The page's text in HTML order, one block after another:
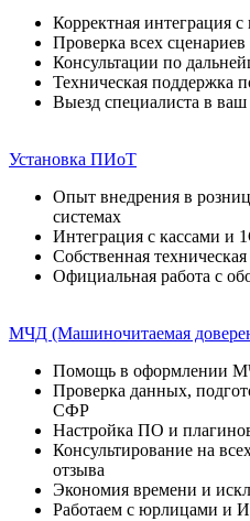
Корректная интеграция
Проверка всех
Консультации по
Техническая поддержка
Выезд специалиста в
Установка ПИоТ
Опыт внедрения в
системах
Интеграция с кассами и
Собственная
Официальная работа с
МЧД (Машиночитаемая
Помощь в оформлении
Проверка данных,
СФР
Настройка ПО и
Консультирование на
отзыва
Экономия времени и
Работаем с юрлицами и